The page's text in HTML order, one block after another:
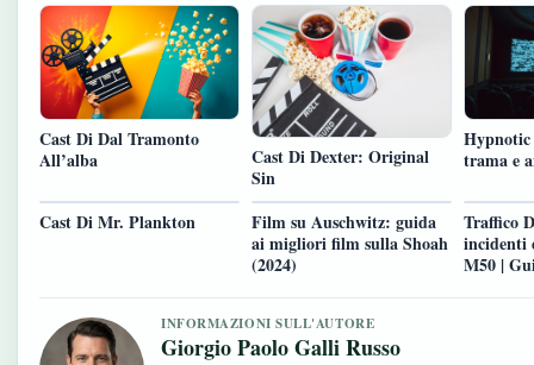
Cast Di Dal Tramonto
All’alba
Cast Di Dexter: Original
Sin
Hypnotic
trama e
Cast Di Mr. Plankton
Film su Auschwitz: guida
ai migliori film sulla Shoah
(2024)
Traffico
incidenti
M50 |
INFORMAZIONI SULL'AUTORE
Giorgio Paolo Galli Russo